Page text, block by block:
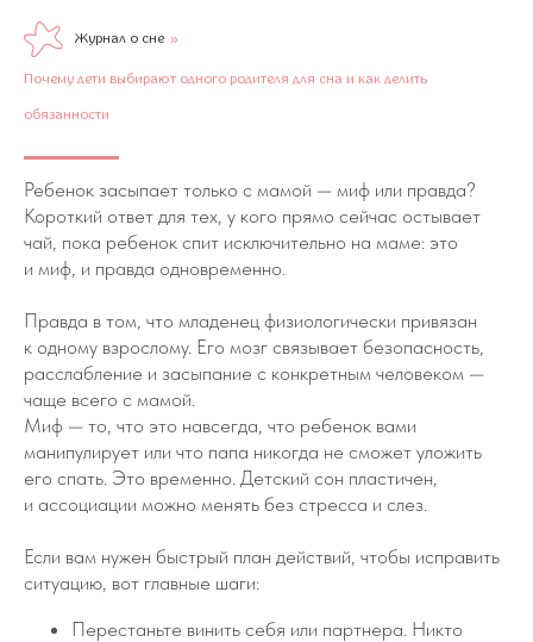
Журнал о сне »
Почему дети выбирают одного родителя для сна и как делить
обязанности
Ребенок засыпает только с мамой — миф или правда?
Короткий ответ для тех, у кого прямо сейчас остывает
чай, пока ребенок спит исключительно на маме: это
и миф, и правда одновременно.
Правда в том, что младенец физиологически привязан
к одному взрослому. Его мозг связывает безопасность,
расслабление и засыпание с конкретным человеком —
чаще всего с мамой.
Миф — то, что это навсегда, что ребенок вами
манипулирует или что папа никогда не сможет уложить
его спать. Это временно. Детский сон пластичен,
и ассоциации можно менять без стресса и слез.
Если вам нужен быстрый план действий, чтобы исправить
ситуацию, вот главные шаги:
Перестаньте винить себя или партнера. Никто